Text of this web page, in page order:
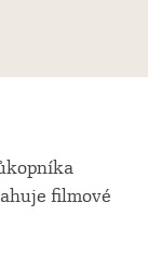
filmové